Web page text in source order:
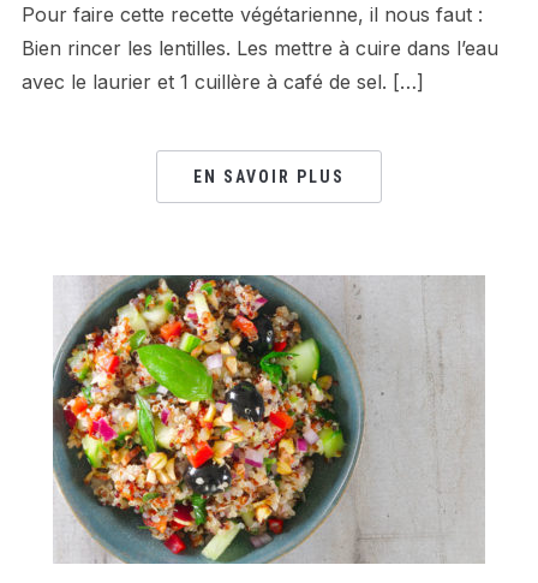
Pour faire cette recette végétarienne, il nous faut :
Bien rincer les lentilles. Les mettre à cuire dans l’eau
avec le laurier et 1 cuillère à café de sel. […]
EN SAVOIR PLUS